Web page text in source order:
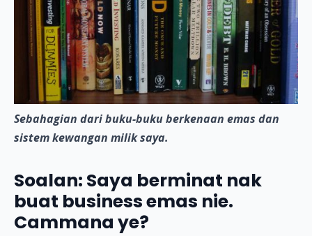
Sebahagian dari buku-buku berkenaan emas dan
sistem kewangan milik saya.
Soalan: Saya berminat nak
buat business emas nie.
Cammana ye?